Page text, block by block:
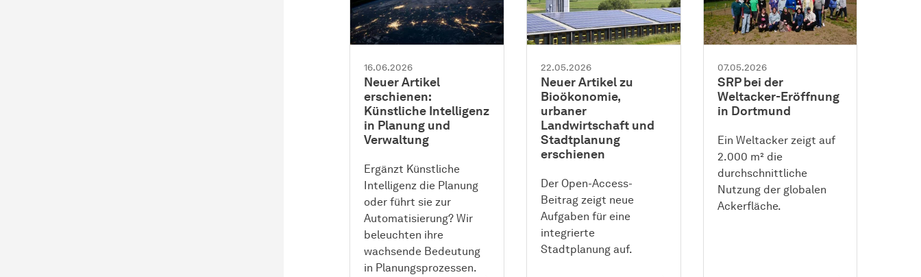
16.06.2026
Neuer Artikel
erschienen:
Künstliche Intelligenz
in Planung und
Verwaltung
Ergänzt Künstliche
Intelligenz die Planung
oder führt sie zur
Automatisierung? Wir
beleuchten ihre
wachsende Bedeutung
in Planungsprozessen.
22.05.2026
Neuer Artikel zu
Bioökonomie,
urbaner
Landwirtschaft und
Stadtplanung
erschienen
Der Open-Access-
Beitrag zeigt neue
Aufgaben für eine
integrierte
Stadtplanung auf.
07.05.2026
SRP bei der
Weltacker-Eröffnung
in Dortmund
Ein Weltacker zeigt auf
2.000 m² die
durchschnittliche
Nutzung der globalen
Ackerfläche.